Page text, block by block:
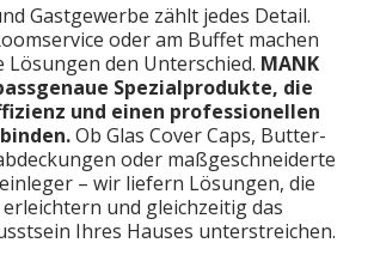
Gastgewerbe zählt jedes Detail.
oder am Buffet machen
Lösungen den Unterschied. MANK
Spezialprodukte, die
und einen professionellen
Ob Glas Cover Caps, Butter-
oder maßgeschneiderte
– wir liefern Lösungen, die
und gleichzeitig das
Ihres Hauses unterstreichen.